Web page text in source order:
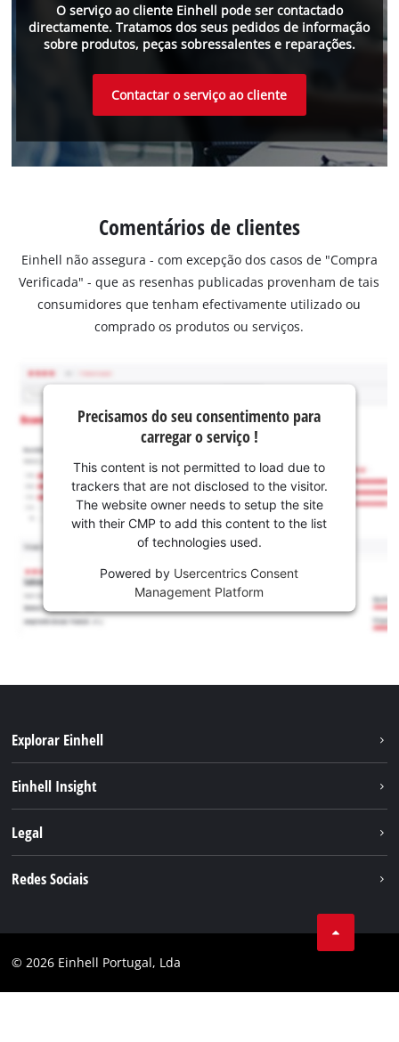
O serviço ao cliente Einhell pode ser contactado
directamente. Tratamos dos seus pedidos de informação
sobre produtos, peças sobressalentes e reparações.
Contactar o serviço ao cliente
Comentários de clientes
Einhell não assegura - com excepção dos casos de "Compra
Verificada" - que as resenhas publicadas provenham de tais
consumidores que tenham efectivamente utilizado ou
comprado os produtos ou serviços.
Precisamos do seu consentimento para
carregar o serviço !
This content is not permitted to load due to
trackers that are not disclosed to the visitor.
The website owner needs to setup the site
with their CMP to add this content to the list
of technologies used.
Powered by Usercentrics Consent
Management Platform
Explorar Einhell
Serviço
Einhell Insight
Carreira
Legal
Conformidade
Redes Sociais
Instagram
© 2026 Einhell Portugal, Lda